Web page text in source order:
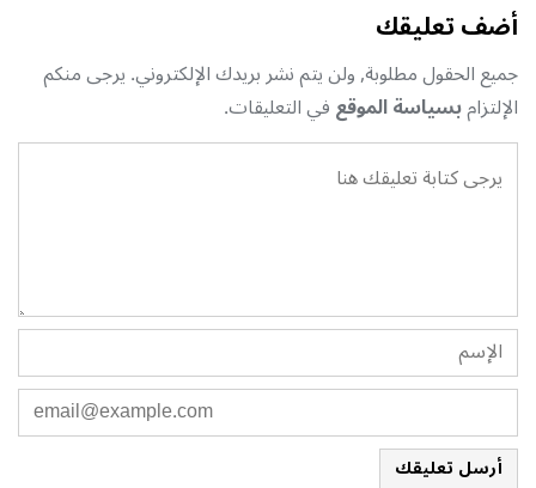
أضف تعليقك
جميع الحقول مطلوبة, ولن يتم نشر بريدك الإلكتروني. يرجى منكم
الإلتزامبسياسة الموقعفي التعليقات.
أرسل تعليقك